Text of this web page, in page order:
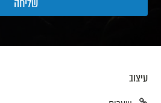
עיצוב